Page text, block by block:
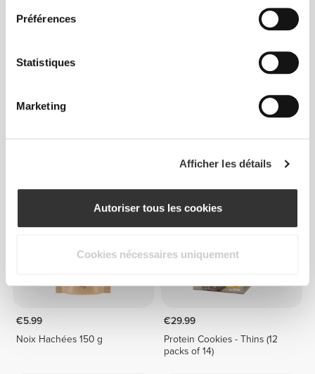
Préférences
Statistiques
Marketing
Afficher les détails
Autoriser tous les cookies
Cookies nécessaires uniquement
€23.99
€5.99
Noix Hachées 150 g
€29.99
Protein Cookies - Thins (12
packs of 14)